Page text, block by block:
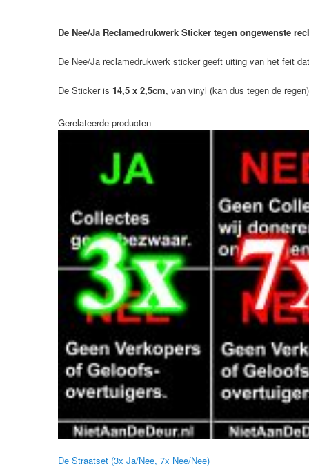
De Nee/Ja Reclamedrukwerk Sticker tegen ongewenste
De Nee/Ja reclamedrukwerk sticker geeft uiting van het feit
De Sticker is 14,5 x 2,5cm, van vinyl (kan dus tegen de
Gerelateerde producten
De Straatset (3x Ja/Nee, 7x Nee/Nee)